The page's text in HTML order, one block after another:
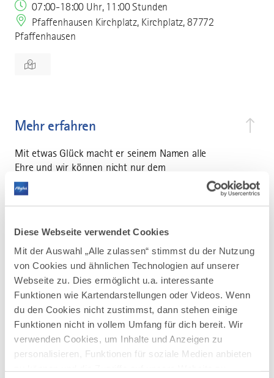
Diese Webseite verwendet Cookies
Mit der Auswahl „Alle zulassen“ stimmst du der Nutzung
von Cookies und ähnlichen Technologien auf unserer
Webseite zu. Dies ermöglicht u.a. interessante
Funktionen wie Kartendarstellungen oder Videos. Wenn
du den Cookies nicht zustimmst, dann stehen einige
Funktionen nicht in vollem Umfang für dich bereit. Wir
verwenden Cookies, um Inhalte und Anzeigen zu
personalisieren, Funktionen für soziale Medien anbieten
07:00-18:00 Uhr, 11:00 Stunden
Pfaffenhausen Kirchplatz, Kirchplatz, 87772
Pfaffenhausen
Mehr erfahren
Mit etwas Glück macht er seinem Namen alle
Ehre und wir können nicht nur dem
Zwitschern der Vögel lauschen, sondern auch
gemeinsam eine kleine Stärkung „zwitschern“.
Nach einer kleinen Verschnaufpause geht es
Oberneufnach und Zaisertshofen wieder
zurück nach Pfaffenhausen.
Anschließend ist gegen 18 Uhr eine
gemeinsame Einkehr in Pfaffenhausen
geplant. Bitte eigene Verpflegung für
unterwegs und Geld für anschließende
Einkehr mitnehmen.
Voraussetzungen: physische und psychische
ohne größere Pausen zu wandern.